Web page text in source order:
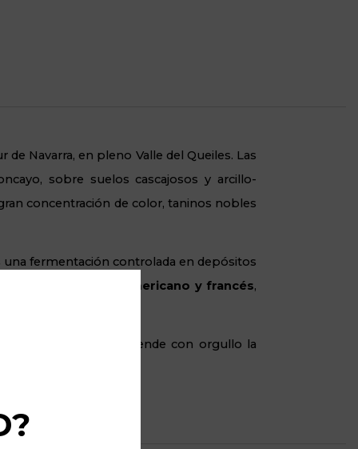
Navarra, en pleno Valle del Queiles. Las
sobre suelos cascajosos y arcillo-
concentración de color, taninos nobles
una fermentación controlada en depósitos
barricas de roble americano y francés,
pero pulido, que defiende con orgullo la